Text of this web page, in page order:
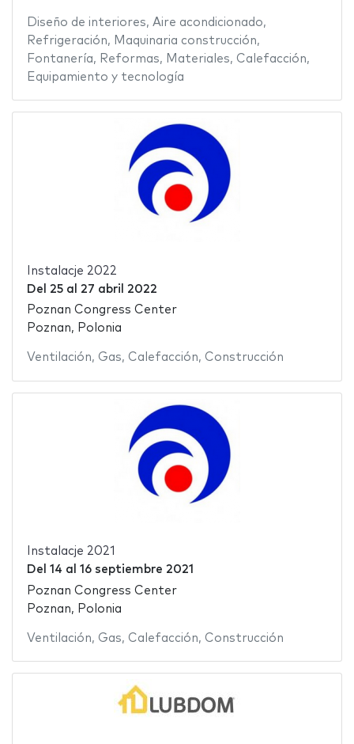
Diseño de interiores, Aire acondicionado,
Refrigeración, Maquinaria construcción,
Fontanería, Reformas, Materiales, Calefacción,
Equipamiento y tecnología
Instalacje 2022
Del 25al 27 abril 2022
Poznan Congress Center
Poznan, Polonia
Ventilación, Gas, Calefacción, Construcción
Instalacje 2021
Del 14 al 16 septiembre 2021
Poznan Congress Center
Poznan, Polonia
Ventilación, Gas, Calefacción, Construcción